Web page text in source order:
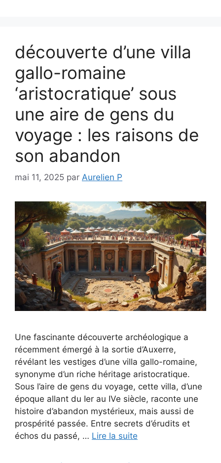
découverte d’une villa
gallo-romaine
‘aristocratique’ sous
une aire de gens du
voyage : les raisons de
son abandon
mai 11, 2025 par Aurelien P
Une fascinante découverte archéologique a
récemment émergé à la sortie d’Auxerre,
révélant les vestiges d’une villa gallo-romaine,
synonyme d’un riche héritage aristocratique.
Sous l’aire de gens du voyage, cette villa, d’une
époque allant du Ier au IVe siècle, raconte une
histoire d’abandon mystérieux, mais aussi de
prospérité passée. Entre secrets d’érudits et
échos du passé, … Lire la suite